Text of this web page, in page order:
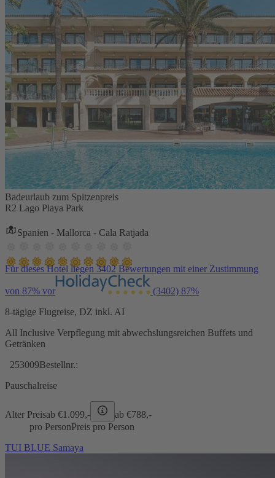
Badeurlaub zum Spitzenpreis
R2 Lago Playa Park
Spanien - Mallorca - Cala Ratjada
Für dieses Hotel liegen 3402 Bewertungen mit einer Zustimmung
von 87% vor (3402) 87%
8-tägige Flugreise, DZ inkl. AI
All Inclusive Verpflegung mit abwechslungsreichen Buffets und
Getränken
253009Bestellnr.:
Pauschalreise
Alter Preisab €1.099,- ab €788,-
pro PersonPreis pro Person
TUI BLUE Samaya